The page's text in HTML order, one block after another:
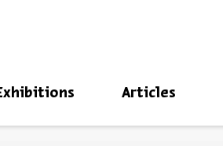
Articles